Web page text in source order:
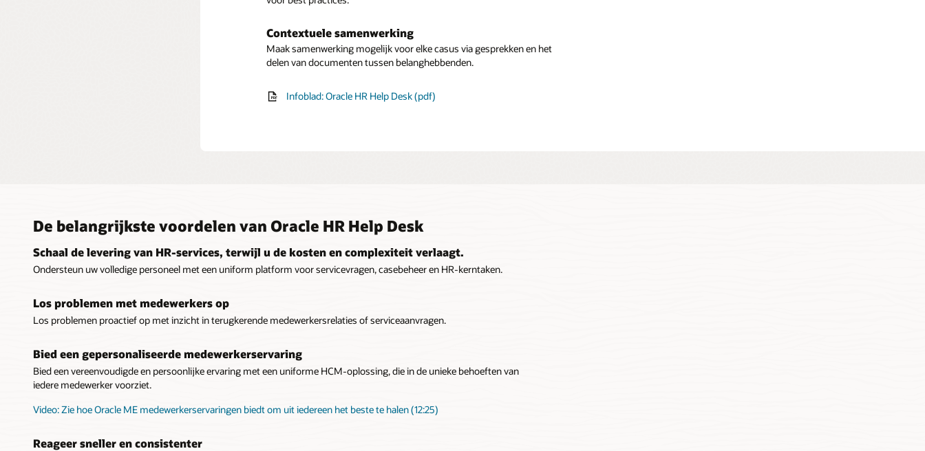
Contextuele samenwerking
Maak samenwerking mogelijk voor elke casus via gesprekken en het
delen van documenten tussen belanghebbenden.
Infoblad: Oracle HR Help Desk (pdf)
De belangrijkste voordelen van Oracle HR Help Desk
Schaal de levering van HR-services, terwijl u de kosten en complexiteit verlaagt.
Ondersteun uw volledige personeel met een uniform platform voor servicevragen, casebeheer en HR-kerntaken.
Los problemen met medewerkers op
Los problemen proactief op met inzicht in terugkerende medewerkersrelaties of serviceaanvragen.
Bied een gepersonaliseerde medewerkerservaring
Bied een vereenvoudigde en persoonlijke ervaring met een uniforme HCM-oplossing, die in de unieke behoeften van
iedere medewerker voorziet.
Video: Zie hoe Oracle ME medewerkerservaringen biedt om uit iedereen het beste te halen (12:25)
Reageer sneller en consistenter